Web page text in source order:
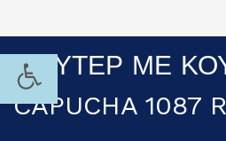
ΦΟΥΤΕΡ ΜΕ
CAPUCHA 1087